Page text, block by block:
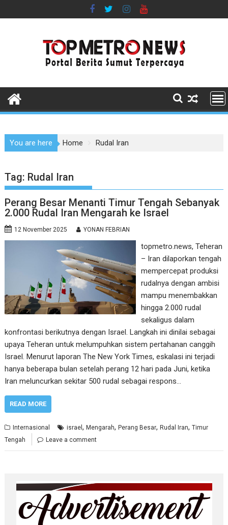
to
You are here Home Rudal Iran
Tag: Rudal Iran
Perang Besar Menanti Timur Tengah Sebanyak
2.000 Rudal Iran Mengarah ke Israel
12 November 2025 YONAN FEBRIAN
topmetro.news, Teheran
– Iran dilaporkan tengah
mempercepat produksi
rudalnya dengan ambisi
mampu menembakkan
hingga 2.000 rudal
sekaligus dalam
konfrontasi berikutnya dengan Israel. Langkah ini dinilai sebagai
upaya Teheran untuk melumpuhkan sistem pertahanan canggih
Israel. Menurut laporan The New York Times, eskalasi ini terjadi
hanya beberapa bulan setelah perang 12 hari pada Juni, ketika
Iran meluncurkan sekitar 500 rudal sebagai respons…
READ MORE
Internasional israel,Mengarah,Perang Besar,Rudal Iran,Timur
Tengah
Leave a comment